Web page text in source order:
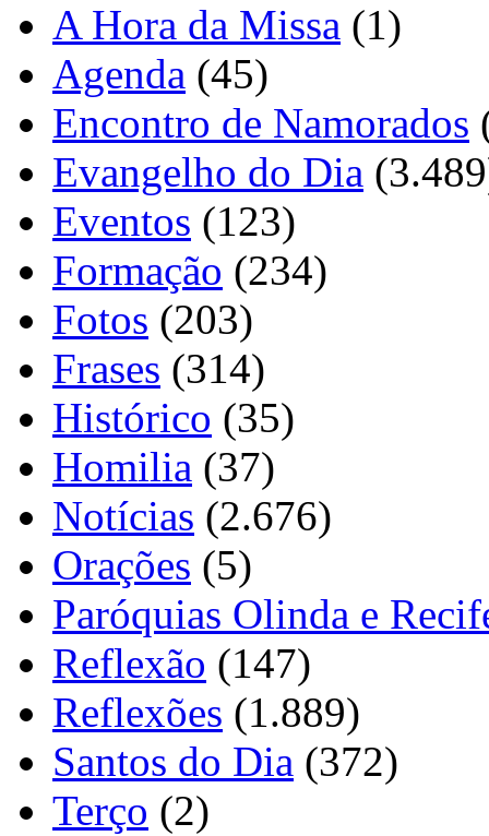
A Hora da Missa (1)
Agenda (45)
Encontro de Namorados
Evangelho do Dia
Eventos (123)
Formação (234)
Fotos (203)
Frases (314)
Histórico (35)
Homilia (37)
Notícias (2.676)
Orações (5)
Paróquias Olinda e
Reflexão (147)
Reflexões (1.889)
Santos do Dia (372)
Terço (2)